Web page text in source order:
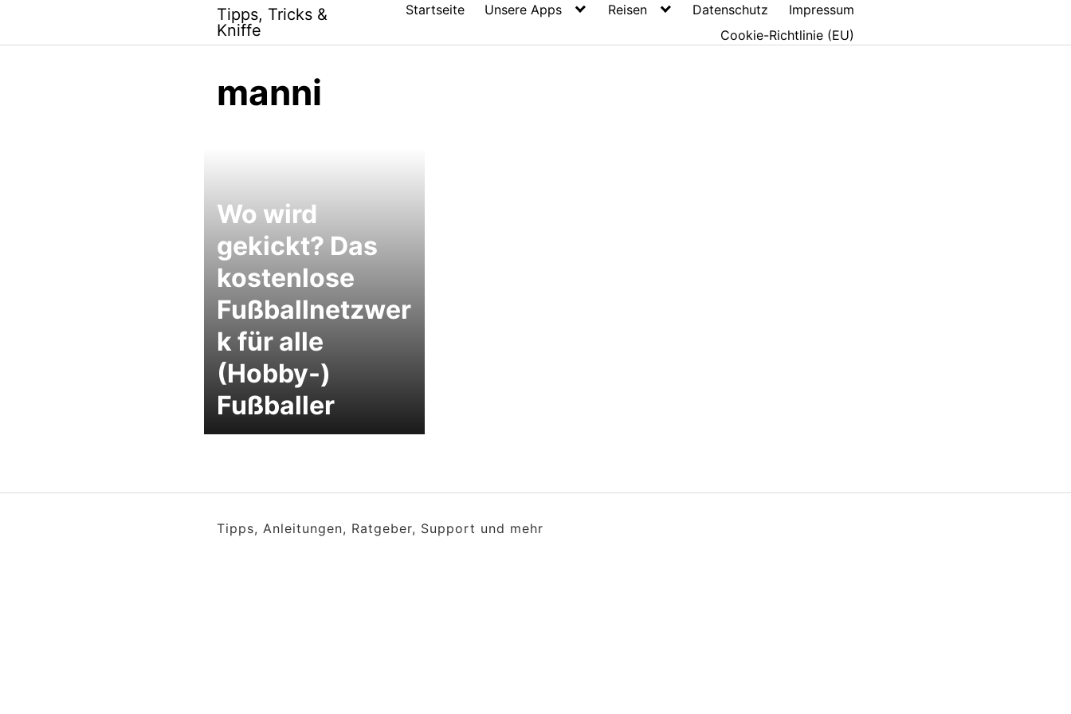
content
Tipps, Tricks &
Kniffe
Startseite Unsere Apps Reisen Datenschutz
Impressum
Cookie-Richtlinie (EU)
manni
Wo wird
gekickt? Das
kostenlose
Fußballnetzwer
k für alle
(Hobby-)
Fußballer
Tipps, Anleitungen, Ratgeber, Support und mehr